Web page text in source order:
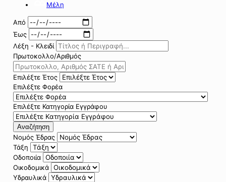
Μέλη
Από
Έως
Λέξη - Κλειδί
Πρωτοκολλο/Αριθμός
Επιλέξτε Έτος
Επιλέξτε Φορέα
Επιλέξτε Κατηγορία Εγγράφου
Αναζήτηση
Νομός Έδρας
Τάξη
Οδοποιία
Οικοδομικά
Υδραυλικά